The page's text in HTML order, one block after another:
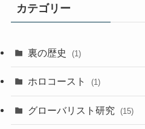
カテゴリー
裏の歴史 (1)
ホロコースト (1)
グローバリスト研究 (15)